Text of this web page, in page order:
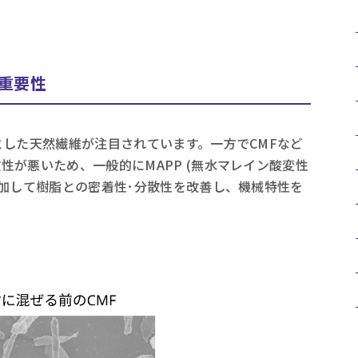
要性
た天然繊維が注目されています。一方でCMFなど
が悪いため、一般的にMAPP (無水マレイン酸変性
て樹脂との密着性･分散性を改善し、機械特性を